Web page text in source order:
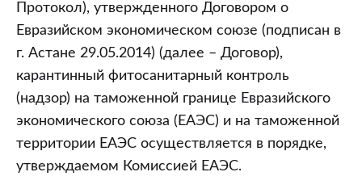
Протокол), утвержденного Договором о
Евразийском экономическом союзе (подписан в
г. Астане 29.05.2014) (далее – Договор),
карантинный фитосанитарный контроль
(надзор) на таможенной границе Евразийского
экономического союза (ЕАЭС) и на таможенной
территории ЕАЭС осуществляется в порядке,
утверждаемом Комиссией ЕАЭС.